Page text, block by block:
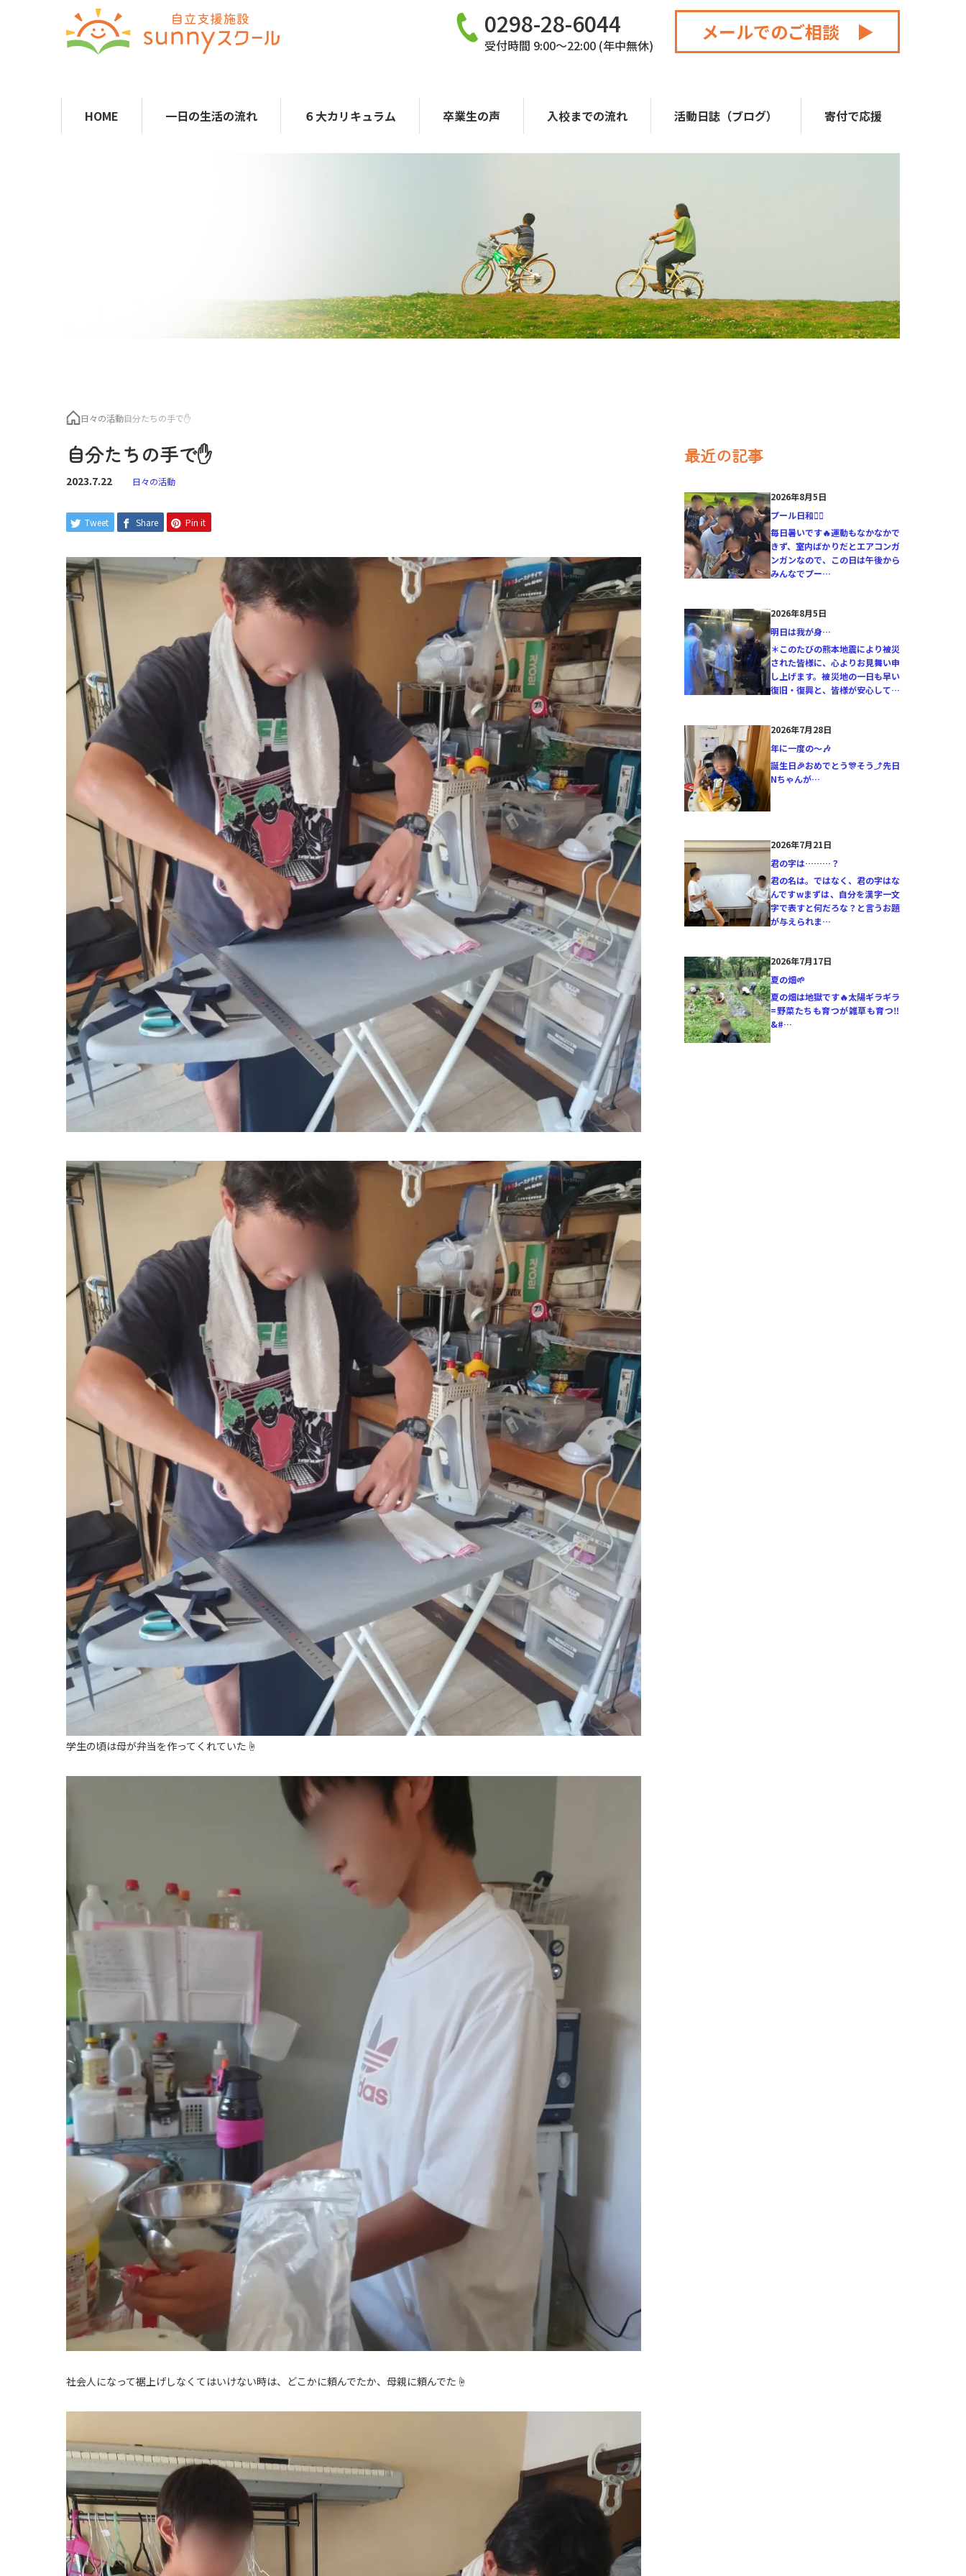
0298-28-6044
受付時間 9:00〜22:00 (年中無休)
メールでのご相談 ▶
HOME 一日の生活の流れ ６大カリキュラム 卒業生の声 入校までの流れ 活動日誌（ブログ） 寄付で応援
日々の活動自分たちの手で✋
自分たちの手で✋
2023.7.22 日々の活動
Tweet Share Pin it
学生の頃は母が弁当を作ってくれていた☝️
社会人になって裾上げしなくてはいけない時は、どこかに頼んでたか、母親に頼んでた☝️
最近の記事
2026年8月5日
プール日和🏊‍♂️
毎日暑いです🔥運動もなかなかで
きず、室内ばかりだとエアコンガ
ンガンなので、この日は午後から
みんなでプー…
2026年8月5日
明日は我が身…
＊このたびの熊本地震により被災
された皆様に、心よりお見舞い申
し上げます。被災地の一日も早い
復旧・復興と、皆様が安心して…
2026年7月28日
年に一度の〜🎶
誕生日🎉おめでとう🎊そう⤴️先日
Nちゃんが…
2026年7月21日
君の字は………？
君の名は。ではなく、君の字はな
んですwまずは、自分を漢字一文
字で表すと何だろな？と言うお題
が与えられま…
2026年7月17日
夏の畑🌱
夏の畑は地獄です🔥太陽ギラギラ
=野菜たちも育つが雑草も育つ‼️
&#…